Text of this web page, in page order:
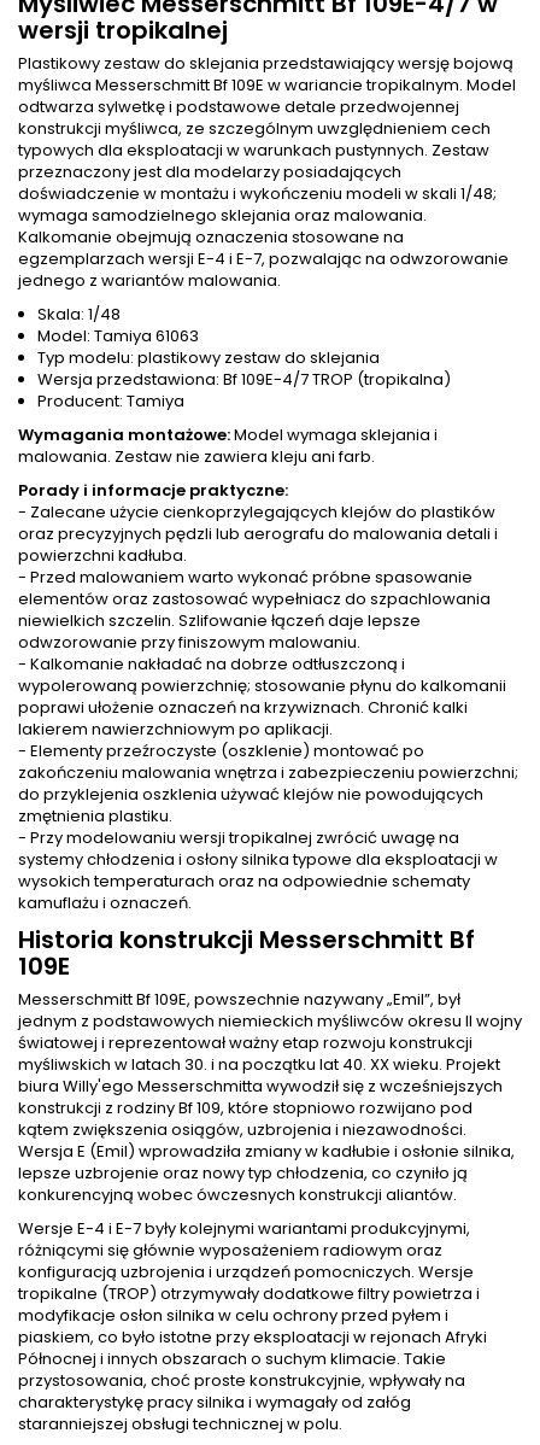
wersji tropikalnej
Plastikowy zestaw do sklejania przedstawiający wersję bojową
myśliwca Messerschmitt Bf 109E w wariancie tropikalnym. Model
odtwarza sylwetkę i podstawowe detale przedwojennej
konstrukcji myśliwca, ze szczególnym uwzględnieniem cech
typowych dla eksploatacji w warunkach pustynnych. Zestaw
przeznaczony jest dla modelarzy posiadających
doświadczenie w montażu i wykończeniu modeli w skali 1/48;
wymaga samodzielnego sklejania oraz malowania.
Kalkomanie obejmują oznaczenia stosowane na
egzemplarzach wersji E-4 i E-7, pozwalając na odwzorowanie
jednego z wariantów malowania.
Skala: 1/48
Model: Tamiya 61063
Typ modelu: plastikowy zestaw do sklejania
Wersja przedstawiona: Bf 109E-4/7 TROP (tropikalna)
Producent: Tamiya
Wymagania montażowe:Model wymaga sklejania i
malowania. Zestaw nie zawiera kleju ani farb.
Porady i informacje praktyczne:
- Zalecane użycie cienkoprzylegających klejów do plastików
oraz precyzyjnych pędzli lub aerografu do malowania detali i
powierzchni kadłuba.
- Przed malowaniem warto wykonać próbne spasowanie
elementów oraz zastosować wypełniacz do szpachlowania
niewielkich szczelin. Szlifowanie łączeń daje lepsze
odwzorowanie przy finiszowym malowaniu.
- Kalkomanie nakładać na dobrze odtłuszczoną i
wypolerowaną powierzchnię; stosowanie płynu do kalkomanii
poprawi ułożenie oznaczeń na krzywiznach. Chronić kalki
lakierem nawierzchniowym po aplikacji.
- Elementy przeźroczyste (oszklenie) montować po
zakończeniu malowania wnętrza i zabezpieczeniu powierzchni;
do przyklejenia oszklenia używać klejów nie powodujących
zmętnienia plastiku.
- Przy modelowaniu wersji tropikalnej zwrócić uwagę na
systemy chłodzenia i osłony silnika typowe dla eksploatacji w
wysokich temperaturach oraz na odpowiednie schematy
kamuflażu i oznaczeń.
Historia konstrukcji Messerschmitt Bf
109E
Messerschmitt Bf 109E, powszechnie nazywany „Emil”, był
jednym z podstawowych niemieckich myśliwców okresu II wojny
światowej i reprezentował ważny etap rozwoju konstrukcji
myśliwskich w latach 30. i na początku lat 40. XX wieku. Projekt
biura Willy'ego Messerschmitta wywodził się z wcześniejszych
konstrukcji z rodziny Bf 109, które stopniowo rozwijano pod
kątem zwiększenia osiągów, uzbrojenia i niezawodności.
Wersja E (Emil) wprowadziła zmiany w kadłubie i osłonie silnika,
lepsze uzbrojenie oraz nowy typ chłodzenia, co czyniło ją
konkurencyjną wobec ówczesnych konstrukcji aliantów.
Wersje E-4 i E-7 były kolejnymi wariantami produkcyjnymi,
różniącymi się głównie wyposażeniem radiowym oraz
konfiguracją uzbrojenia i urządzeń pomocniczych. Wersje
tropikalne (TROP) otrzymywały dodatkowe filtry powietrza i
modyfikacje osłon silnika w celu ochrony przed pyłem i
piaskiem, co było istotne przy eksploatacji w rejonach Afryki
Północnej i innych obszarach o suchym klimacie. Takie
przystosowania, choć proste konstrukcyjnie, wpływały na
charakterystykę pracy silnika i wymagały od załóg
staranniejszej obsługi technicznej w polu.